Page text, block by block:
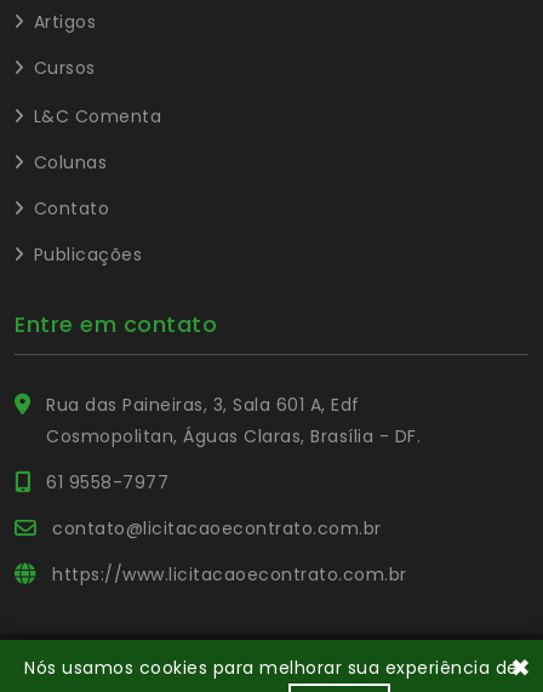
Artigos
Cursos
L&C Comenta
Colunas
Contato
Publicações
Entre em contato
Rua das Paineiras, 3, Sala 601 A, Edf
Cosmopolitan, Águas Claras, Brasília - DF.
61 9558-7977
contato@licitacaoecontrato.com.br
https://www.licitacaoecontrato.com.br
© Copyright Portal L&C. Todos os direitos reservados.
Nós usamos cookies para melhorar sua experiência de✖